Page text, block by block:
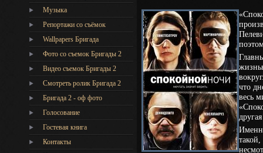
Музыка
Репортажи со съёмок
Wallpapers Бригада
Фото со съемок Бригады 2
Видео съемок Бригады 2
Cмотреть ролик Бригада 2
Бригада 2 - оф фото
Голосование
Гостевая книга
Контакты
что
весь